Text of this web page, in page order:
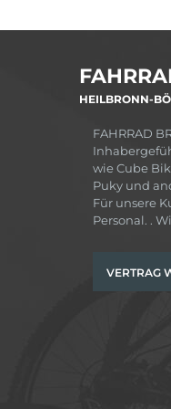
HEILBRONN-
FAHRRAD
wie Cube
Puky und
Für unsere
Personal. .
VERTRAG